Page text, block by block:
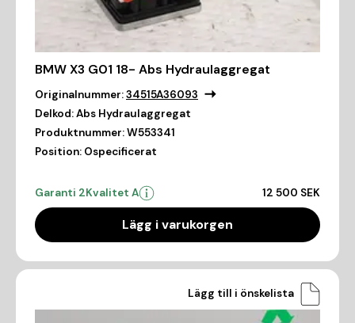
BMW X3 G01 18- Abs Hydraulaggregat
Originalnummer:34515A36093
Delkod:Abs Hydraulaggregat
Produktnummer:W553341
Position: Ospecificerat
Garanti 2Kvalitet A 12 500 SEK
Lägg i varukorgen
Lägg till i önskelista